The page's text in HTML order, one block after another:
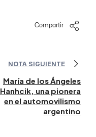
Compartir
NOTA SIGUIENTE
María de los Ángeles
Hanhcik, una pionera
en el automovilismo
argentino